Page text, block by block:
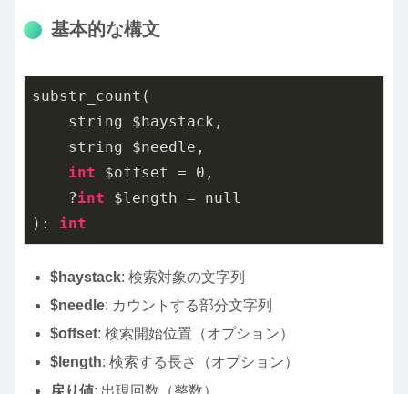
基本的な構文
substr_count(
    string $haystack,
    string $needle,
int $offset = 0 ,
    ?
int $length = null
): int
$haystack: 検索対象の文字列
$needle: カウントする部分文字列
$offset: 検索開始位置（オプション）
$length: 検索する長さ（オプション）
戻り値: 出現回数（整数）